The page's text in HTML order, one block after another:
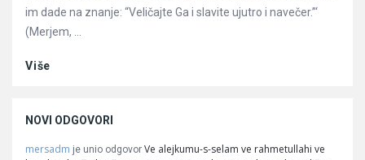
im dade na znanje: “Veličajte Ga i slavite ujutro i navečer.”‘
(Merjem, ...
Više
NOVI ODGOVORI
mersadm je unio odgovor Ve alejkumu-s-selam ve rahmetullahi ve